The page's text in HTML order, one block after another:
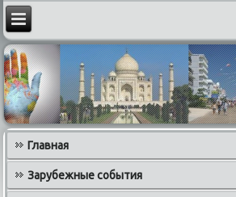
Главная
Зарубежные события